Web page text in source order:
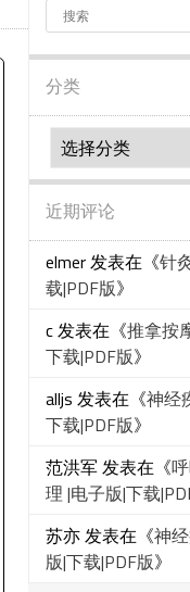
分类
近期评论
elmer发表在《针
载|PDF版》
c发表在《推拿按
下载|PDF版》
alljs 发表在《神经
下载|PDF版》
范洪军发表在《
理 |电子版|下载
苏亦发表在《神
版|下载|PDF版》